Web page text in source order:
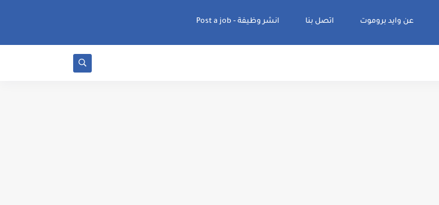
عن وايد بروموت اتصل بنا انشر وظيفة - Post a job